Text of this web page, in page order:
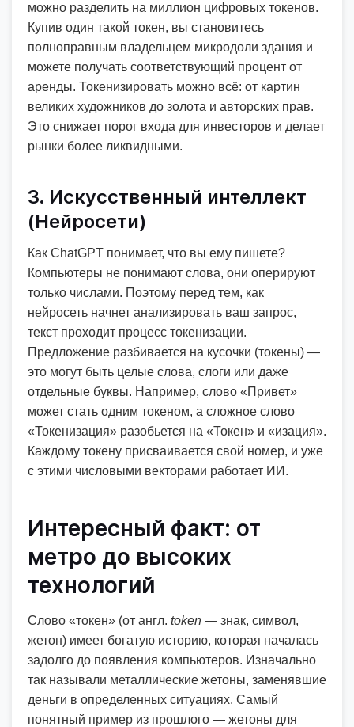
можно разделить на миллион цифровых токенов.
Купив один такой токен, вы становитесь
полноправным владельцем микродоли здания и
можете получать соответствующий процент от
аренды. Токенизировать можно всё: от картин
великих художников до золота и авторских прав.
Это снижает порог входа для инвесторов и делает
рынки более ликвидными.
3. Искусственный интеллект
(Нейросети)
Как ChatGPT понимает, что вы ему пишете?
Компьютеры не понимают слова, они оперируют
только числами. Поэтому перед тем, как
нейросеть начнет анализировать ваш запрос,
текст проходит процесс токенизации.
Предложение разбивается на кусочки (токены) —
это могут быть целые слова, слоги или даже
отдельные буквы. Например, слово «Привет»
может стать одним токеном, а сложное слово
«Токенизация» разобьется на «Токен» и «изация».
Каждому токену присваивается свой номер, и уже
с этими числовыми векторами работает ИИ.
Интересный факт: от
метро до высоких
технологий
Слово «токен» (от англ. token — знак, символ,
жетон) имеет богатую историю, которая началась
задолго до появления компьютеров. Изначально
так называли металлические жетоны, заменявшие
деньги в определенных ситуациях. Самый
понятный пример из прошлого — жетоны для